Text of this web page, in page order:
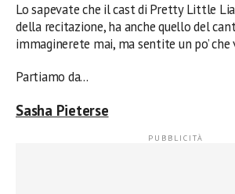
Lo sapevate che il cast di Pretty Little
della recitazione, ha anche quello del
immaginerete mai, ma sentite un po’ che
Partiamo da…
Sasha Pieterse